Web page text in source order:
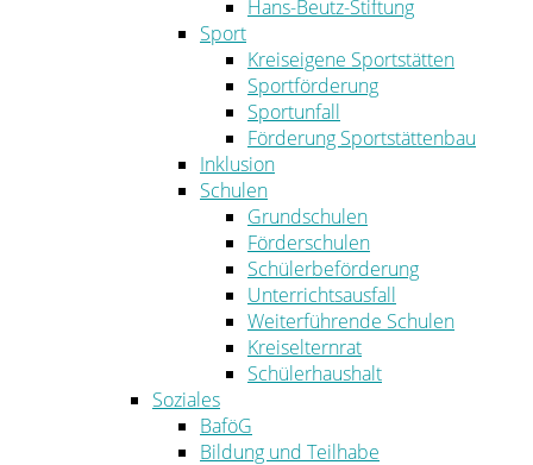
Hans-Beutz-Stiftung
Sport
Kreiseigene Sportstätten
Sportförderung
Sportunfall
Förderung Sportstättenbau
Inklusion
Schulen
Grundschulen
Förderschulen
Schülerbeförderung
Unterrichtsausfall
Weiterführende Schulen
Kreiselternrat
Schülerhaushalt
Soziales
BaföG
Bildung und Teilhabe